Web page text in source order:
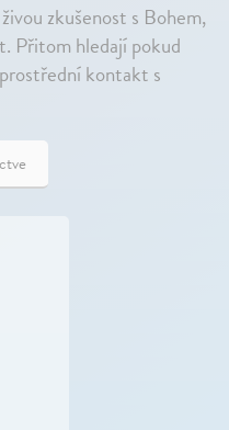
zkušenost s Bohem,
Přitom hledají pokud
kontakt s